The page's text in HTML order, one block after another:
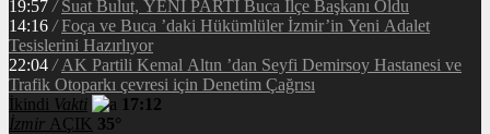
19:57 / Suat Bulut, YENİ PARTİ Buca İlçe Başkanı Oldu
14:16 / Foça ve Buca ’daki Hükümlüler İzmir’in Yeni Adalet
Tesislerini Hazırlıyor
22:04 / AK Partili Kemal Altın ’dan Seyfi Demirsoy Hastanesi ve
Trafik Otoparkı çevresi için Denetim Çağrısı
İkindi Vakti
17:12
İzmir AÇIK 35°